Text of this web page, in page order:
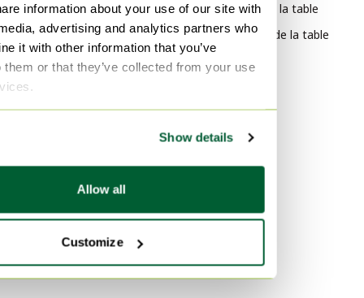
information about your use of our site with
advertising and analytics partners who
it with other information that you’ve
them or that they’ve collected from your use
Show details
Allow all
Customize
Asiatique Art de la table
Scandinave Art de la table
Matériau
Marron Art de la table
Beige Art de la table
Taupe Art de la table